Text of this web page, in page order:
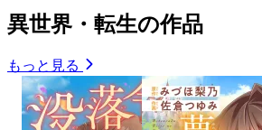
異世界・転生の作品
もっと見る